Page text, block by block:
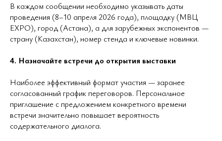
В каждом сообщении необходимо указывать даты
проведения (8–10 апреля 2026 года), площадку (МВЦ
EXPO), город (Астана), а для зарубежных экспонентов —
страну (Казахстан), номер стенда и ключевые новинки.
4. Назначайте встречи до открытия выставки
Наиболее эффективный формат участия — заранее
согласованный график переговоров. Персональное
приглашение с предложением конкретного времени
встречи значительно повышает вероятность
содержательного диалога.